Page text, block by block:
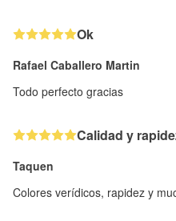
Ok
Rafael Caballero Martin
Todo perfecto gracias
Calidad y
Taquen
Colores verídicos, rapidez y